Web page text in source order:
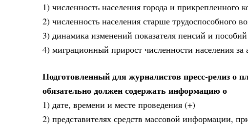
1) численность населения города и прикрепленного
2) численность населения старше трудоспособного
3) динамика изменений показателя пенсий и пособий
4) миграционный прирост численности населения
Подготовленный для журналистов пресс-релиз о
обязательно должен содержать информацию о
1) дате, времени и месте проведения (+)
2) представителях средств массовой информации,